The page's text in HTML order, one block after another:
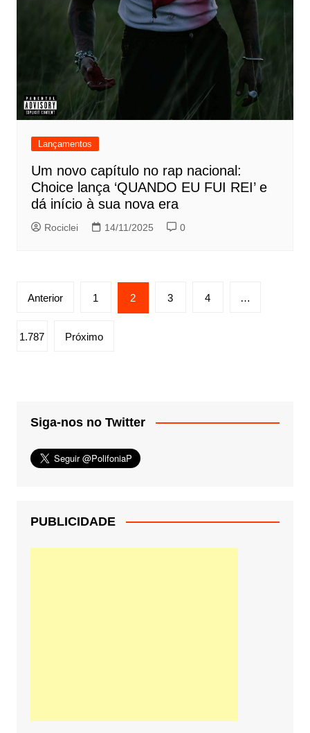
Lançamentos
Um novo capítulo no rap nacional:
Choice lança ‘QUANDO EU FUI REI’ e
dá início à sua nova era
Rociclei 14/11/2025 0
Paginação
posts
Anterior 1 2 3 4 …
1.787 Próximo
Siga-nos no Twitter
PUBLICIDADE